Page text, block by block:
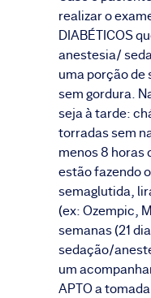
realizar o
DIABÉTICOS
anestesia/
uma porção de
sem gordura.
seja à tarde:
torradas sem
menos 8 horas
estão fazendo
semaglutida,
(ex: Ozempic,
semanas (21
sedação/
um
APTO a